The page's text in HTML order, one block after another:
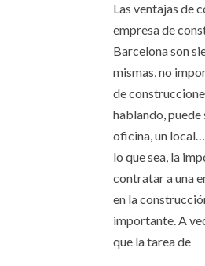
Las ventajas de
empresa de
Barcelona son
mismas, no
de
hablando, puede
oficina, un local…
lo que sea, la
contratar a una
en la
importante. A
que la tarea de